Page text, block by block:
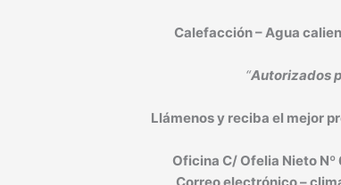
Calefacción –Agua
“Autorizados
Llámenos y reciba el mejor
Oficina C/ Ofelia Nieto